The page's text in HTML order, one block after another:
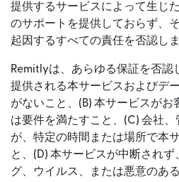
提供するサービスによって生じ
のサポートを提供しておらず、
起因するすべての責任を否認しま
Remitlyは、あらゆる保証を否認
提供される本サービスおよびデ
がないこと、(B) 本サービスがお
は要件を満たすこと、(C) 会社
が、特定の時間または場所で本
と、(D) 本サービスが中断され
グ、ウイルス、または悪意のあ